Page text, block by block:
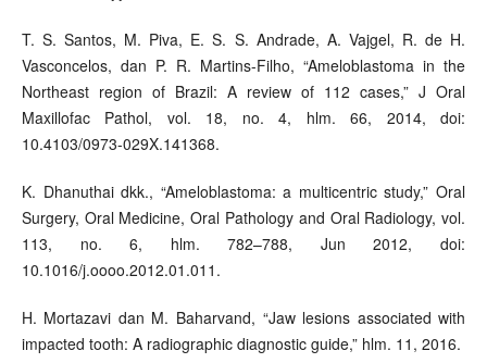
T. S. Santos, M. Piva, E. S. S. Andrade, A. Vajgel, R. de H.
Vasconcelos, dan P. R. Martins-Filho, “Ameloblastoma in the
Northeast region of Brazil: A review of 112 cases,” J Oral
Maxillofac Pathol, vol. 18, no. 4, hlm. 66, 2014, doi:
10.4103/0973-029X.141368.
K. Dhanuthai dkk., “Ameloblastoma: a multicentric study,” Oral
Surgery, Oral Medicine, Oral Pathology and Oral Radiology, vol.
113, no. 6, hlm. 782–788, Jun 2012, doi:
10.1016/j.oooo.2012.01.011.
H. Mortazavi dan M. Baharvand, “Jaw lesions associated with
impacted tooth: A radiographic diagnostic guide,” hlm. 11, 2016.